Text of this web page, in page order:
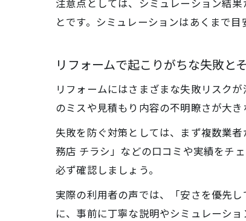
注意点としては、シミュレーション結
とです。シミュレーションはあくまで
リフォームで起こりがちな失敗と
リフォームにはさまざまな失敗リスク
のミスや見積もり内容の不明瞭さが大き
失敗を防ぐ対策としては、まず複数業
務店 チラシ」などの口コミや実績をチ
必ず確認しましょう。
実際の利用者の声では、「安さを優先
に、事前に丁寧な説明やシミュレーシ